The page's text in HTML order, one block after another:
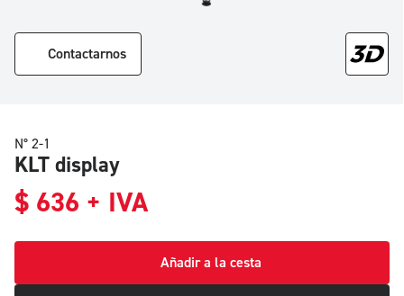
Contactarnos
N° 2-1
KLT display
$ 636 + IVA
Añadir a la cesta